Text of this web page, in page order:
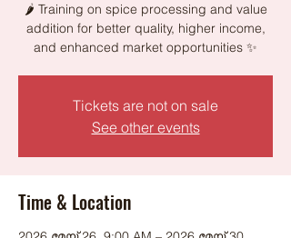
🌶️ Training on spice processing and value
addition for better quality, higher income,
and enhanced market opportunities ✨
Tickets are not on sale
See other events
Time & Location